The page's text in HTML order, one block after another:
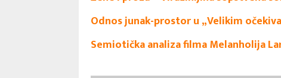
Odnos junak-prostor u „Velikim
Semiotička analiza filma Melanholija